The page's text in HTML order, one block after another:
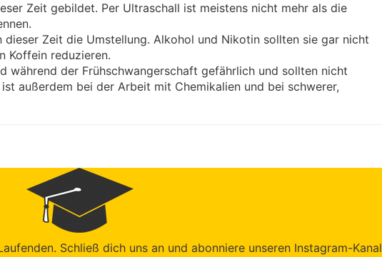
Zeit gebildet. Per Ultraschall ist meistens nicht mehr als die
Zeit die Umstellung. Alkohol und Nikotin sollten sie gar nicht
Koffein reduzieren.
während der Frühschwangerschaft gefährlich und sollten nicht
außerdem bei der Arbeit mit Chemikalien und bei schwerer,
Schließ dich uns an und abonniere unseren Instagram-Kanal